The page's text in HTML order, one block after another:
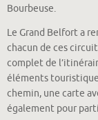
Bourbeuse.
Le Grand Belfort a
chacun de ces
complet de
éléments
chemin, une carte
également pour